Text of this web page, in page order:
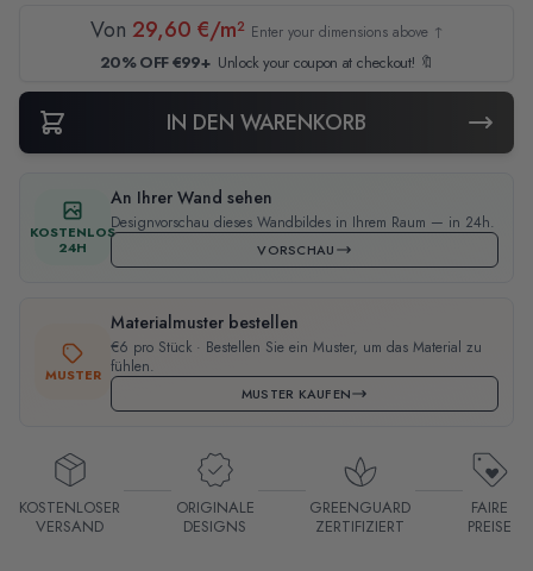
Von 29,60 €/m² Enter your dimensions above ↑
20% OFF €99+ Unlock your coupon at checkout! 🔖
IN DEN WARENKORB
KOSTENLOS
24H
An Ihrer Wand sehen
Designvorschau dieses Wandbildes in Ihrem Raum — in 24h.
VORSCHAU
MUSTER
Materialmuster bestellen
€6 pro Stück · Bestellen Sie ein Muster, um das Material zu
fühlen.
MUSTER KAUFEN
KOSTENLOSER
VERSAND
ORIGINALE
DESIGNS
GREENGUARD
ZERTIFIZIERT
FAIRE
PREISE